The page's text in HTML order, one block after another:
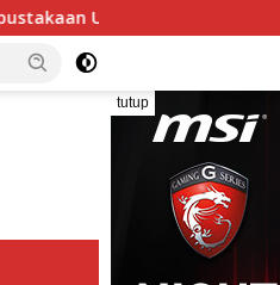
Terpilih Menjadi Tuan Rumah
tutup